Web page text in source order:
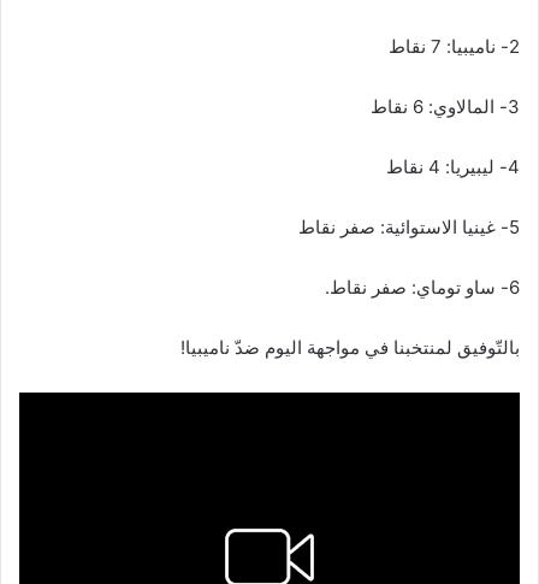
2- ناميبيا: 7 نقاط
3- المالاوي: 6 نقاط
4- ليبيريا: 4 نقاط
5- غينيا الاستوائية: صفر نقاط
6- ساو توماي: صفر نقاط.
بالتّوفيق لمنتخبنا في مواجهة اليوم ضدّ ناميبيا!